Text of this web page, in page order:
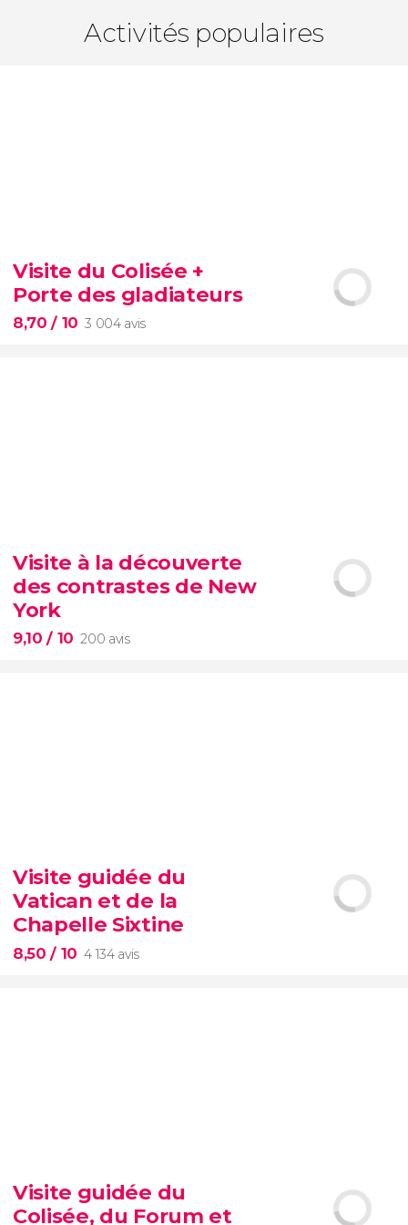
Activités populaires
Visite du Colisée +
Porte des gladiateurs
8,70/ 10 3 004 avis
vous ne pouvez pas passer à côté
d’une visite de l’éternel Colisée
Visite à la découverte
des contrastes de New
York
9,10/ 10 200 avis
visite autour des
contrastes de New York
Visite guidée du
Vatican et de la
Chapelle Sixtine
8,50/ 10 4 134 avis
Musées du Vatican
Chapelle Sixtine
éviterez les files
Visite guidée du
Colisée, du Forum et